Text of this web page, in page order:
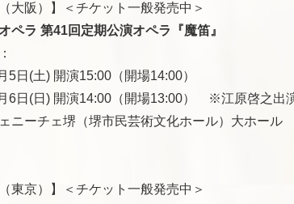
大阪）】＜チケット一般発売中＞
ペラ 第41回定期公演オペラ『魔笛』
5日(土) 開演15:00（開場14:00）
6日(日) 開演14:00（開場13:00） ※江原啓之出
ニーチェ堺（堺市民芸術文化ホール）大ホール
東京）】＜チケット一般発売中＞